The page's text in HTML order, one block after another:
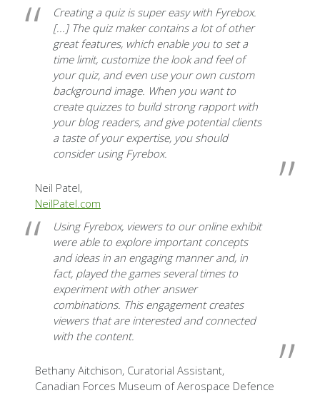
Creating a quiz is super easy with Fyrebox.
[...] The quiz maker contains a lot of other
great features, which enable you to set a
time limit, customize the look and feel of
your quiz, and even use your own custom
background image. When you want to
create quizzes to build strong rapport with
your blog readers, and give potential clients
a taste of your expertise, you should
consider using Fyrebox.
Neil Patel,
NeilPatel.com
Using Fyrebox, viewers to our online exhibit
were able to explore important concepts
and ideas in an engaging mannerand, in
fact, played the games several times to
experiment with other answer
combinations. This engagement creates
viewers that are interested and connected
with the content.
Bethany Aitchison, Curatorial Assistant,
Canadian Forces Museum of Aerospace Defence